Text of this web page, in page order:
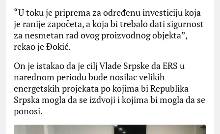
“U toku je priprema za određenu investiciju koja
je ranije započeta, a koja bi trebalo dati sigurnost
za nesmetan rad ovog proizvodnog objekta”,
rekao je Đokić.
On je istakao da je cilj Vlade Srpske da ERS u
narednom periodu bude nosilac velikih
energetskih projekata po kojima bi Republika
Srpska mogla da se izdvoji i kojima bi mogla da se
ponosi.